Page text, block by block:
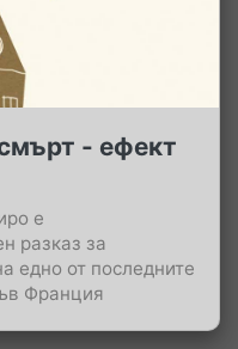
- ефект
е
разказ за
едно от последните
Франция